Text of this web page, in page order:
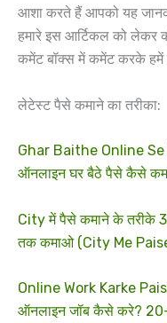
आशा करते हैं आपको यह
हमारे इस आर्टिकल को लेकर
कमेंट बॉक्स में कमेंट करके हमें
लेटेस्ट पैसे कमाने का तरीका:
Ghar Baithe Online
ऑनलाइन घर बैठे पैसे कैसे
City में पैसे कमाने के तरीके
तक कमाओ (City Me
Online Work Karke
ऑनलाइन जॉब कैसे करे? 20+